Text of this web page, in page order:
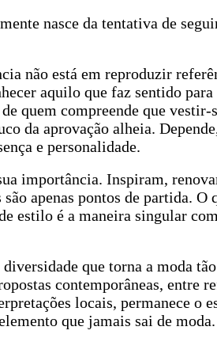
nasce da tentativa de
não está em reproduzir
aquilo que faz sentido para
quem compreende que vestir-
da aprovação alheia.
e personalidade.
importância. Inspiram,
apenas pontos de partida. O
estilo é a maneira singular
diversidade que torna a moda
contemporâneas, entre
locais, permanece o
que jamais sai de moda.